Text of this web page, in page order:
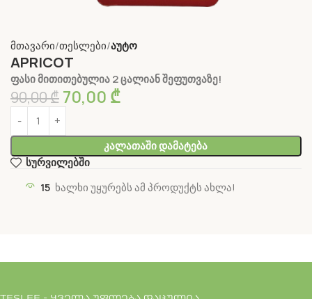
მთავარი თესლები აუტო
APRICOT
ფასი მითითებულია 2 ცალიან შეფუთვაზე!
90,00₾ 70,00 ₾
Კალათაში Დამატება
სურვილებში
15 ხალხი უყურებს ამ პროდუქტს ახლა!